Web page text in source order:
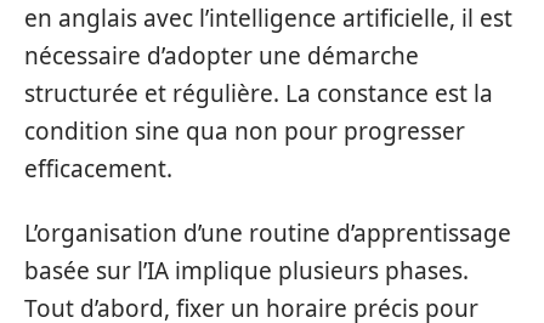
en anglais avec l’intelligence artificielle, il est
nécessaire d’adopter une démarche
structurée et régulière. La constance est la
condition sine qua non pour progresser
efficacement.
L’organisation d’une routine d’apprentissage
basée sur l’IA implique plusieurs phases.
Tout d’abord, fixer un horaire précis pour